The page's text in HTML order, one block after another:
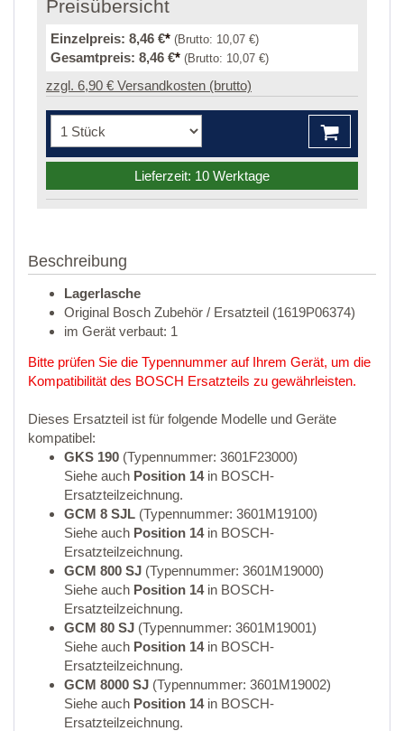
Preisübersicht
Einzelpreis: 8,46 €* (Brutto: 10,07 €)
Gesamtpreis: 8,46 €* (Brutto: 10,07 €)
zzgl. 6,90 € Versandkosten (brutto)
Lieferzeit: 10 Werktage
Beschreibung
Lagerlasche
Original Bosch Zubehör / Ersatzteil (1619P06374)
im Gerät verbaut: 1
Bitte prüfen Sie die Typennummer auf Ihrem Gerät, um die
Kompatibilität des BOSCH Ersatzteils zu gewährleisten.
Dieses Ersatzteil ist für folgende Modelle und Geräte
kompatibel:
GKS 190 (Typennummer: 3601F23000)
Siehe auch Position 14in BOSCH-
Ersatzteilzeichnung.
GCM 8 SJL (Typennummer: 3601M19100)
Siehe auch Position 14in BOSCH-
Ersatzteilzeichnung.
GCM 800 SJ (Typennummer: 3601M19000)
Siehe auch Position 14in BOSCH-
Ersatzteilzeichnung.
GCM 80 SJ (Typennummer: 3601M19001)
Siehe auch Position 14in BOSCH-
Ersatzteilzeichnung.
GCM 8000 SJ (Typennummer: 3601M19002)
Siehe auch Position 14in BOSCH-
Ersatzteilzeichnung.